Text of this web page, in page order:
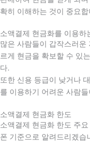
확히 이해하는 것이 중요
소액결제 현금화를 이용하
많은 사람들이 갑작스러운
르게 현금을 확보할 수 있
다.
또한 신용 등급이 낮거나
를 이용하기 어려운 사람
소액결제 현금화 한도
소액결제 현금화 한도 주
폰 기준으로 알려드리겠습